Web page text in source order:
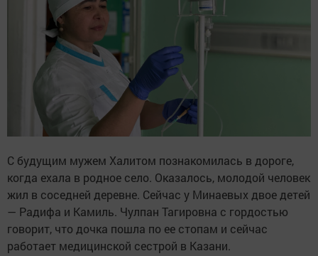
С будущим мужем Халитом познакомилась в дороге,
когда ехала в родное село. Оказалось, молодой человек
жил в соседней деревне. Сейчас у Минаевых двое детей
— Радифа и Камиль. Чулпан Тагировна с гордостью
говорит, что дочка пошла по ее стопам и сейчас
работает медицинской сестрой в Казани.